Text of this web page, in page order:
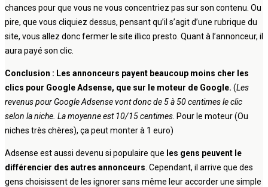
chances pour que vous ne vous concentriez pas sur son contenu. Ou
pire, que vous cliquiez dessus, pensant qu’il s’agit d’une rubrique du
site, vous allez donc fermer le site illico presto. Quant à l’annonceur, il
aura payé son clic.
Conclusion : Les annonceurs payent beaucoup moins cher les
clics pour Google Adsense, que sur le moteur de Google. (Les
revenus pour Google Adsense vont donc de 5 à 50 centimes le clic
selon la niche. La moyenne est 10/15 centimes . Pour le moteur (Ou
niches très chères), ça peut monter à 1 euro)
Adsense est aussi devenu si populaire que les gens peuvent le
différencier des autres annonceurs . Cependant, il arrive que des
gens choisissent de les ignorer sans même leur accorder une simple